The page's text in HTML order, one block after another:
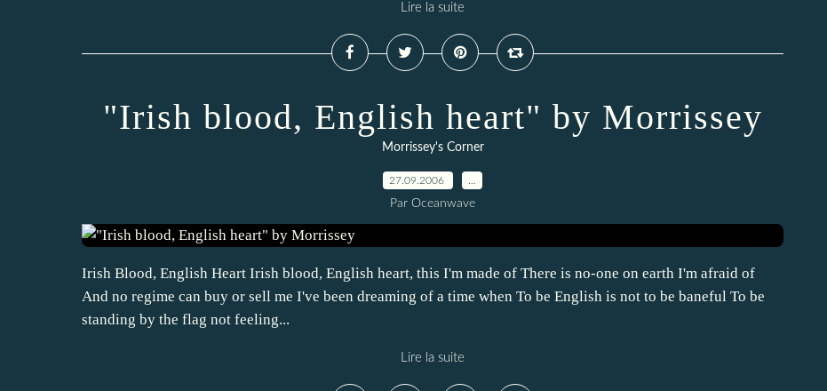
Lire la suite
"Irish blood, English heart" by Morrissey
Morrissey's Corner
27.09.2006
Par Oceanwave
Irish Blood, English Heart Irish blood, English heart, this I'm made of There is no-one on earth I'm afraid of
And no regime can buy or sell me I've been dreaming of a time when To be English is not to be baneful To be
standing by the flag not feeling...
Lire la suite